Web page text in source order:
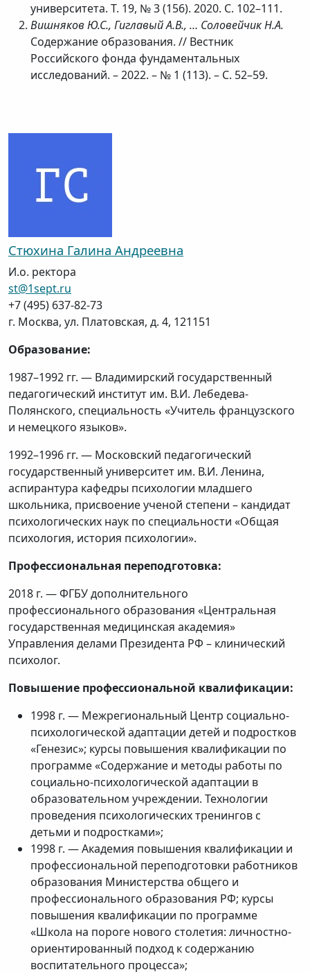
университета. Т. 19, № 3 (156). 2020. С. 102–111.
Вишняков Ю.С., Гиглавый А.В., … Соловейчик Н.А.
Содержание образования. // Вестник
Российского фонда фундаментальных
исследований. – 2022. – № 1 (113). – С. 52–59.
Стюхина Галина Андреевна
И.о. ректора
st@1sept.ru
+7 (495) 637-82-73
г. Москва, ул. Платовская, д. 4, 121151
Образование:
1987–1992 гг. — Владимирский государственный
педагогический институт им. В.И. Лебедева-
Полянского, специальность «Учитель французского
и немецкого языков».
1992–1996 гг. — Московский педагогический
государственный университет им. В.И. Ленина,
аспирантура кафедры психологии младшего
школьника, присвоение ученой степени – кандидат
психологических наук по специальности «Общая
психология, история психологии».
Профессиональная переподготовка:
2018 г. — ФГБУ дополнительного
профессионального образования «Центральная
государственная медицинская академия»
Управления делами Президента РФ – клинический
психолог.
Повышение профессиональной квалификации:
1998 г. — Межрегиональный Центр социально-
психологической адаптации детей и подростков
«Генезис»; курсы повышения квалификации по
программе «Содержание и методы работы по
социально-психологической адаптации в
образовательном учреждении. Технологии
проведения психологических тренингов с
детьми и подростками»;
1998 г. — Академия повышения квалификации и
профессиональной переподготовки работников
образования Министерства общего и
профессионального образования РФ; курсы
повышения квалификации по программе
«Школа на пороге нового столетия: личностно-
ориентированный подход к содержанию
воспитательного процесса»;